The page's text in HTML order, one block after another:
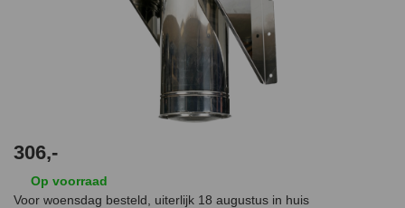
306,-
Op voorraad
Voor woensdag besteld, uiterlijk 18 augustus in huis